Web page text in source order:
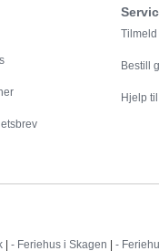
Bestill
Hjelp
| - Feriehus i Skagen | -